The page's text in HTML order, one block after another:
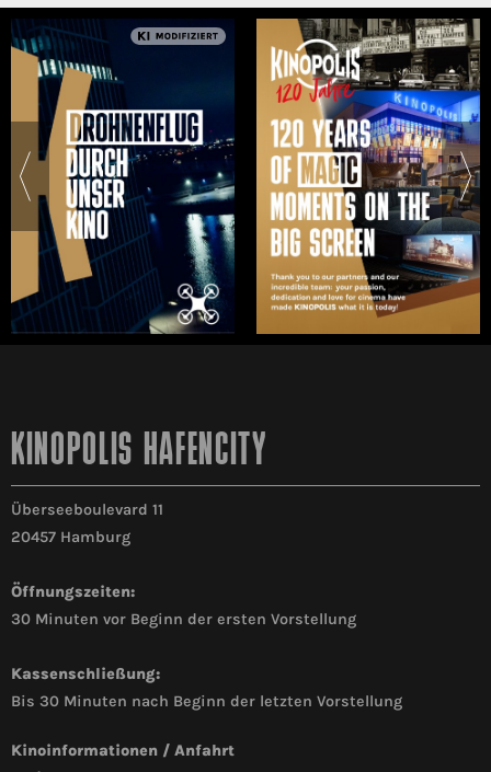
KINOPOLIS HAFENCITY
Überseeboulevard 11
20457 Hamburg
Öffnungszeiten:
30 Minuten vor Beginn der ersten Vorstellung
Kassenschließung:
Bis 30 Minuten nach Beginn der letzten Vorstellung
Kinoinformationen / Anfahrt